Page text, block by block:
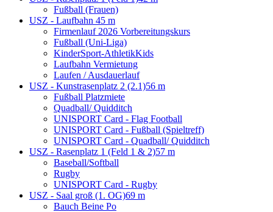
Fußball (Frauen)
USZ - Laufbahn 45 m
Firmenlauf 2026 Vorbereitungskurs
Fußball (Uni-Liga)
KinderSport-AthletikKids
Laufbahn Vermietung
Laufen / Ausdauerlauf
USZ - Kunstrasenplatz 2 (2.1)56 m
Fußball Platzmiete
Quadball/ Quidditch
UNISPORT Card - Flag Football
UNISPORT Card - Fußball (Spieltreff)
UNISPORT Card - Quadball/ Quidditch
USZ - Rasenplatz 1 (Feld 1 & 2)57 m
Baseball/Softball
Rugby
UNISPORT Card - Rugby
USZ - Saal groß (1. OG)69 m
Bauch Beine Po